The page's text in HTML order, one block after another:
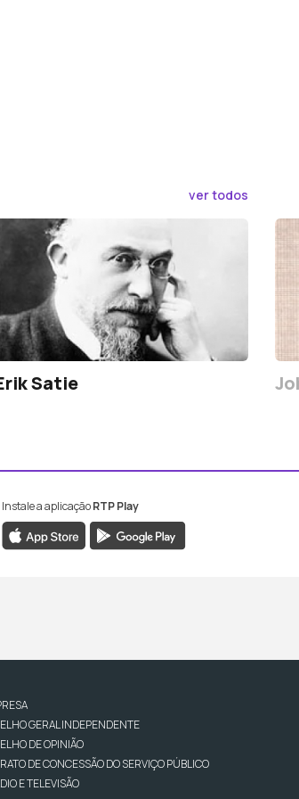
ver todos
Satie
Antena 2
RTP Antena 2
da RTP Antena 2
RTP Antena 2
Instale a aplicaçãoRTP Play
GERAL INDEPENDENTE
DE OPINIÃO
DE CONCESSÃO DO SERVIÇO PÚBLICO
E TELEVISÃO